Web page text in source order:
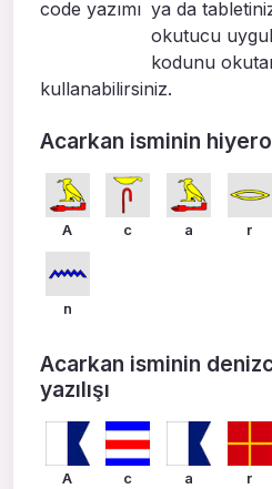
ya da
okutucu
kodunu
kullanabilirsiniz.
Acarkan isminin
A c a r
n
Acarkan isminin
yazılışı
A c a r